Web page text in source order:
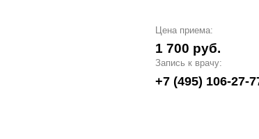
Цена приема:
1 700 руб.
Запись к врачу:
+7 (495) 106-27-